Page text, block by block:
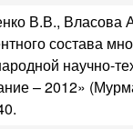
В.В., Власова
состава
научно-
– 2012»